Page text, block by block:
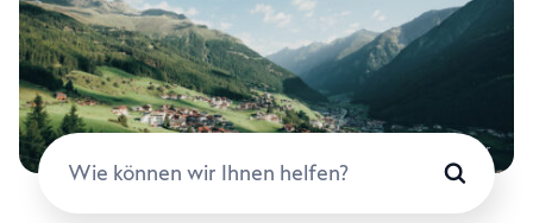
Aktuelles
Gemeinde A–Z
© Ötztal Tourismus, Christoph Bayer
Wie können wir Ihnen helfen?